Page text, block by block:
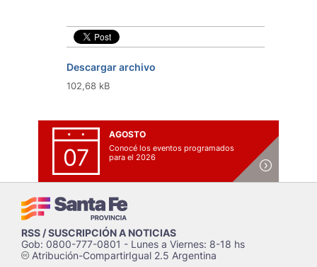
Descargar archivo
102,68 kB
07
AGOSTO
Conocé los eventos programados
para el 2026
RSS / SUSCRIPCIÓN A NOTICIAS
Gob: 0800-777-0801 - Lunes a Viernes: 8-18 hs
cAtribución-CompartirIgual 2.5 Argentina